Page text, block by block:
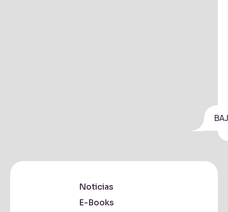
Noticias
E-Books